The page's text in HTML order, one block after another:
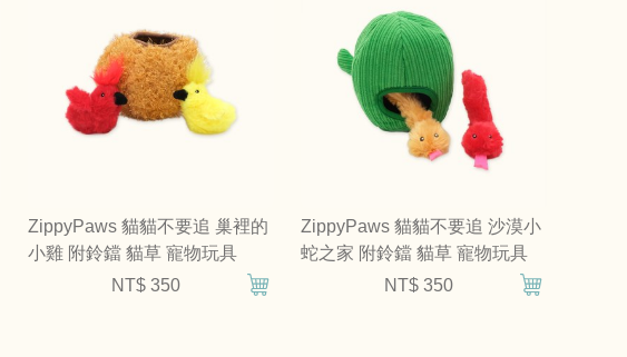
ZippyPaws 貓貓不要追 巢裡的
小雞 附鈴鐺 貓草 寵物玩具
NT$ 350
ZippyPaws 貓貓不要追 沙漠小
蛇之家 附鈴鐺 貓草 寵物玩具
NT$ 350